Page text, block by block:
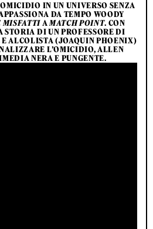
IN UN UNIVERSO SENZA
DA TEMPO WOODY
MISFATTIAMATCH POINT. CON
STORIA DI UN PROFESSORE DI
ALCOLISTA (JOAQUIN PHOENIX)
L’OMICIDIO, ALLEN
NERA E PUNGENTE.